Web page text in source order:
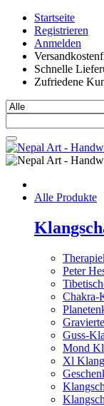
Startseite
Registrieren
Anmelden
Schnelle
Zufriedene
Alle Produkte
Peter
Chakra-
Guss-
Mond
Xl